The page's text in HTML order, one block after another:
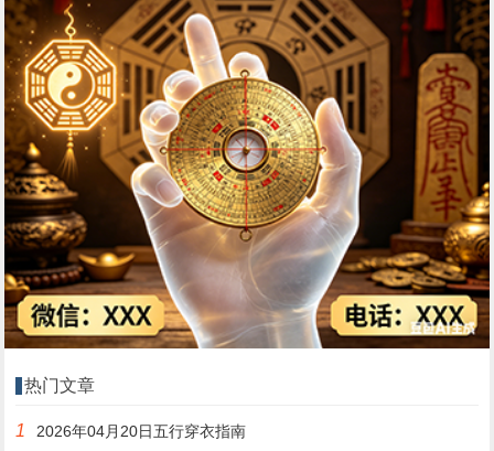
热门文章
1 2026年04月20日五行穿衣指南